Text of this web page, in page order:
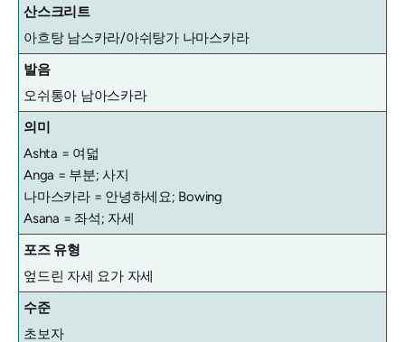
산스크리트
아흐탕 남스카라/아쉬탕가 나마스카라
발음
오쉬통아 남아스카라
의미
Ashta = 여덟
Anga = 부분; 사지
나마스카라 = 안녕하세요; Bowing
Asana = 좌석; 자세
포즈 유형
엎드린 자세 요가 자세
수준
초보자